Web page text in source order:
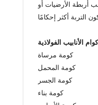
أربطة الأرضيات أو
الأنابيب الفولاذية
كومة مرساة
كومة المحمل
كومة الجسر
كومة بناء